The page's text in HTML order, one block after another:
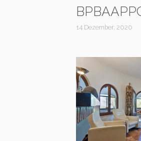
14 Dezember, 2020